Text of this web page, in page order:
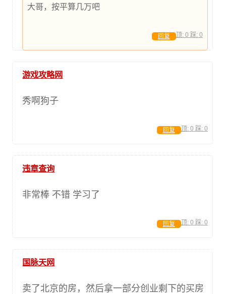
大哥，按平算几万吧
顶: 0 踩: 0
回复
游戏攻略网
秀啊狗子
顶: 0 踩: 0
回复
违章查询
非常棒 不错 学习了
顶: 0 踩: 0
回复
国脉天网
卖了北京的房，然后拿一部分创业剩下的买房